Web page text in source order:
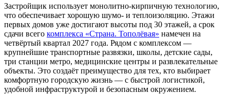
Застройщик использует монолитно-кирпичную технологию,
что обеспечивает хорошую шумо- и теплоизоляцию. Этажи
первых домов уже достигают высоты под 30 этажей, а срок
сдачи всего комплекса «Страна. Тополёвая» намечен на
четвёртый квартал 2027 года. Рядом с комплексом —
крупнейшие транспортные развязки, школы, детские сады,
три станции метро, медицинские центры и развлекательные
объекты. Это создаёт преимущество для тех, кто выбирает
комфортную городскую жизнь — с быстрой логистикой,
удобной инфраструктурой и безопасным окружением.